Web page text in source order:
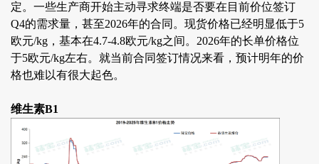
定。一些生产商开始主动寻求终端是否要在目前价位签订
Q4的需求量，甚至2026年的合同。现货价格已经明显低于5
欧元/kg，基本在4.7-4.8欧元/kg之间。2026年的长单价格位
于5欧元/kg左右。就当前合同签订情况来看，预计明年的价
格也难以有很大起色。
维生素B1